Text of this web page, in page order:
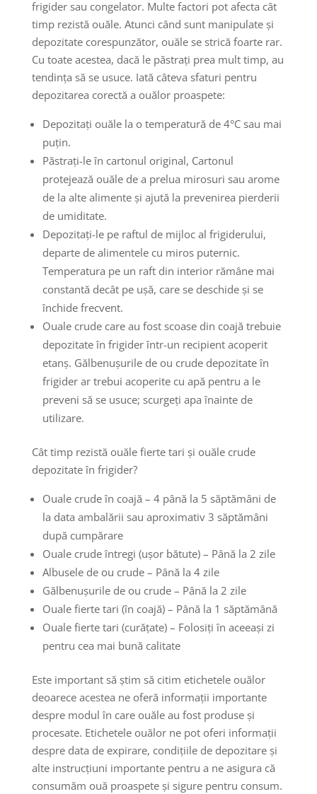
frigider sau congelator. Multe factori pot afecta cât
timp rezistă ouăle. Atunci când sunt manipulate și
depozitate corespunzător, ouăle se strică foarte rar.
Cu toate acestea, dacă le păstrați prea mult timp, au
tendința să se usuce. Iată câteva sfaturi pentru
depozitarea corectă a ouălor proaspete:
Depozitați ouăle la o temperatură de 4°C sau mai
puțin.
Păstrați-le în cartonul original, Cartonul
protejează ouăle de a prelua mirosuri sau arome
de la alte alimente și ajută la prevenirea pierderii
de umiditate.
Depozitați-le pe raftul de mijloc al frigiderului,
departe de alimentele cu miros puternic.
Temperatura pe un raft din interior rămâne mai
constantă decât pe ușă, care se deschide și se
închide frecvent.
Ouale crude care au fost scoase din coajă trebuie
depozitate în frigider într-un recipient acoperit
etanș. Gălbenușurile de ou crude depozitate în
frigider ar trebui acoperite cu apă pentru a le
preveni să se usuce; scurgeți apa înainte de
utilizare.
Cât timp rezistă ouăle fierte tari și ouăle crude
depozitate în frigider?
Ouale crude în coajă – 4 până la 5 săptămâni de
la data ambalării sau aproximativ 3 săptămâni
după cumpărare
Ouale crude întregi (ușor bătute) – Până la 2 zile
Albusele de ou crude – Până la 4 zile
Gălbenușurile de ou crude – Până la 2 zile
Ouale fierte tari (în coajă) – Până la 1 săptămână
Ouale fierte tari (curățate) – Folosiți în aceeași zi
pentru cea mai bună calitate
Este important să știm să citim etichetele ouălor
deoarece acestea ne oferă informații importante
despre modul în care ouăle au fost produse și
procesate. Etichetele ouălor ne pot oferi informații
despre data de expirare, condițiile de depozitare și
alte instrucțiuni importante pentru a ne asigura că
consumăm ouă proaspete și sigure pentru consum.